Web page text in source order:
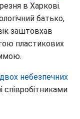
в Харкові.
батько,
заштовхав
пластикових
небезпечних
співробітниками